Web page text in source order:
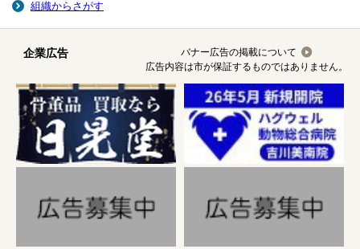
組織からさがす
企業広告
バナー広告の掲載について
広告内容は市が保証するものではありません。